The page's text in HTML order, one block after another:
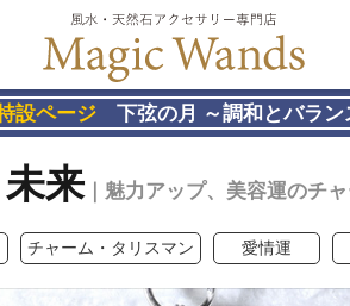
設ページ 下弦の月 ～調和とバラン
来｜魅力アップ、美容運のチ
チャーム・タリスマン 愛情運